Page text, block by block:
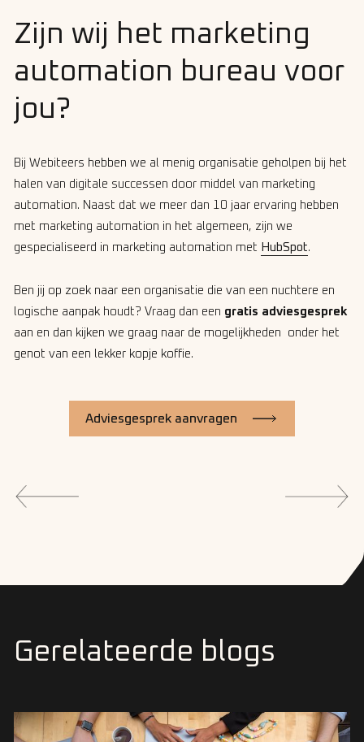
Zijn wij het marketing
automation bureau voor
jou?
Bij Webiteers hebben we al menig organisatie geholpen bij het
halen van digitale successen door middel van marketing
automation. Naast dat we meer dan 10 jaar ervaring hebben
met marketing automation in het algemeen, zijn we
gespecialiseerd in marketing automation met HubSpot.
Ben jij op zoek naar een organisatie die van een nuchtere en
logische aanpak houdt? Vraag dan een gratis adviesgesprek
aan en dan kijken we graag naar de mogelijkheden onder het
genot van een lekker kopje koffie.
Adviesgesprek aanvragen
Gerelateerde blogs